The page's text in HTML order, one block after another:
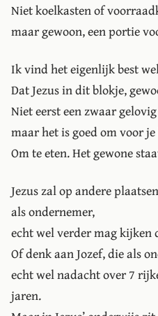
Niet koelkasten of
maar gewoon, een portie
Ik vind het eigenlijk best
Dat Jezus in dit blokje,
Niet eerst een zwaar
maar het is goed om voor
Om te eten. Het gewone
Jezus zal op andere
als ondernemer,
echt wel verder mag kijken
Of denk aan Jozef, die als
echt wel nadacht over 7
jaren.